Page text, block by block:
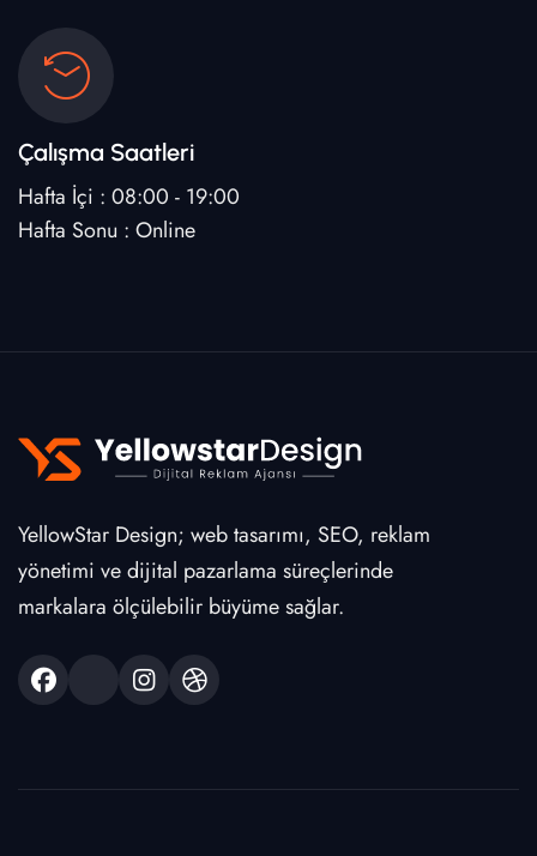
Çalışma Saatleri
Hafta İçi : 08:00 - 19:00
Hafta Sonu : Online
YellowStar Design; web tasarımı, SEO, reklam
yönetimi ve dijital pazarlama süreçlerinde
markalara ölçülebilir büyüme sağlar.